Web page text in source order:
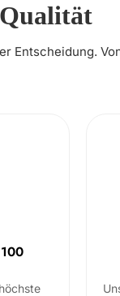
Entscheidung.